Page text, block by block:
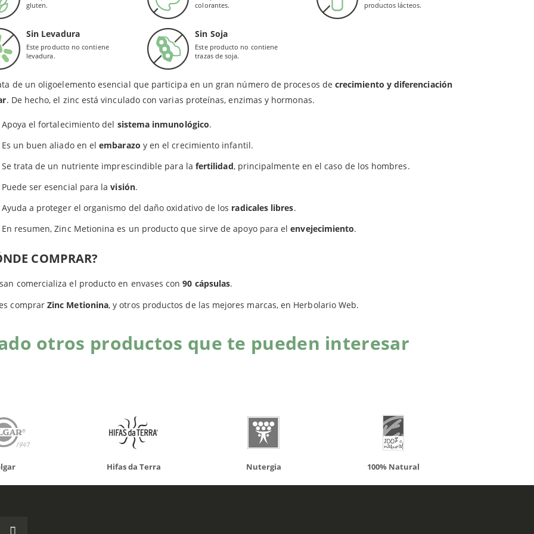
quelado con la metionina es muy resistente a la unión con
en los intestinos. Por lo tanto, se
menor cantidad de zinc a través de las heces, permitiendo que permanezca en el cuerpo más tiempo.
QUÉ SIRVE?
de un oligoelemento esencial que participa en un gran número de procesos de crecimiento y diferenciación
. De hecho, el zinc está vinculado con varias proteínas, enzimas y hormonas.
Apoya el fortalecimiento del sistema inmunológico.
Es un buen aliado en elembarazo y en el crecimiento infantil.
Se trata de un nutriente imprescindible para la fertilidad, principalmente en el caso de los hombres.
Puede ser esencial para lavisión.
Ayuda a proteger el organismo del daño oxidativo de los radicales libres.
En resumen, Zinc Metionina es un producto que sirve de apoyo para elenvejecimiento.
COMPRAR?
comercializa el producto en envases con90 cápsulas.
comprarZinc Metionina, y otros productos de las mejores marcas, en Herbolario Web.
Valores de Referencia de Nutrientes.
gluten.
colorantes.
productos lácteos.
Sin Levadura
Este producto no contiene
levadura.
Sin Soja
Este producto no contiene
trazas de soja.
Productos relacionados
otros productos que te pueden interesar
Terra Nutergia 100% Natural Solaray